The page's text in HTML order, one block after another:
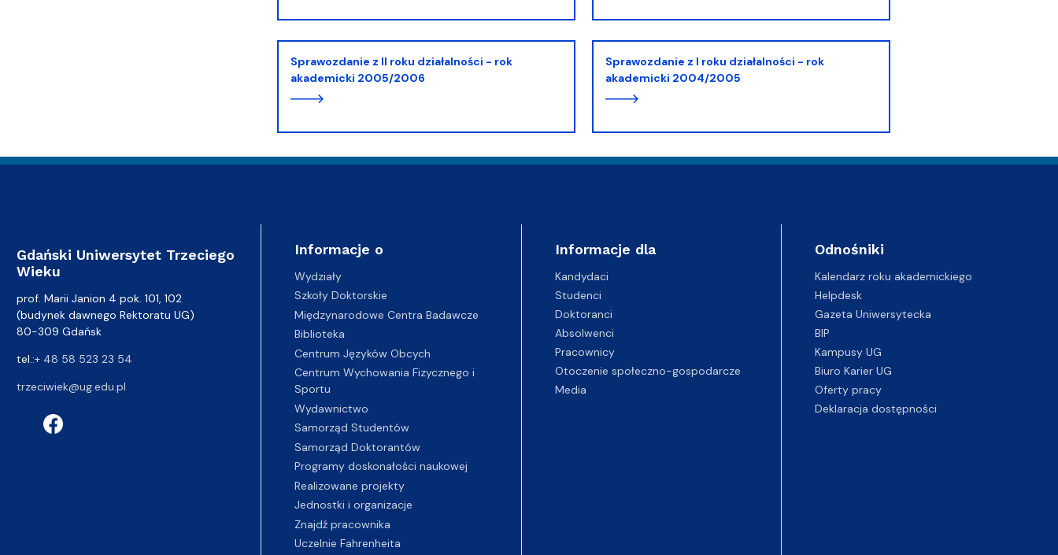
Sprawozdanie z II roku działalności - rok
akademicki 2005/2006
Sprawozdanie z I roku działalności - rok
akademicki 2004/2005
Gdański Uniwersytet Trzeciego
Wieku
prof. Marii Janion 4 pok. 101, 102
(budynek dawnego Rektoratu UG)
80-309 Gdańsk
tel.:+ 48 58 523 23 54
trzeciwiek@ug.edu.pl
Informacje o
Wydziały
Szkoły Doktorskie
Międzynarodowe Centra Badawcze
Biblioteka
Centrum Języków Obcych
Centrum Wychowania Fizycznego i
Sportu
Wydawnictwo
Samorząd Studentów
Samorząd Doktorantów
Programy doskonałości naukowej
Realizowane projekty
Jednostki i organizacje
Znajdź pracownika
Uczelnie Fahrenheita
Informacje dla
Kandydaci
Studenci
Doktoranci
Absolwenci
Pracownicy
Otoczenie społeczno-gospodarcze
Media
Odnośniki
Kalendarz roku akademickiego
Helpdesk
Gazeta Uniwersytecka
BIP
Kampusy UG
Biuro Karier UG
Oferty pracy
Deklaracja dostępności